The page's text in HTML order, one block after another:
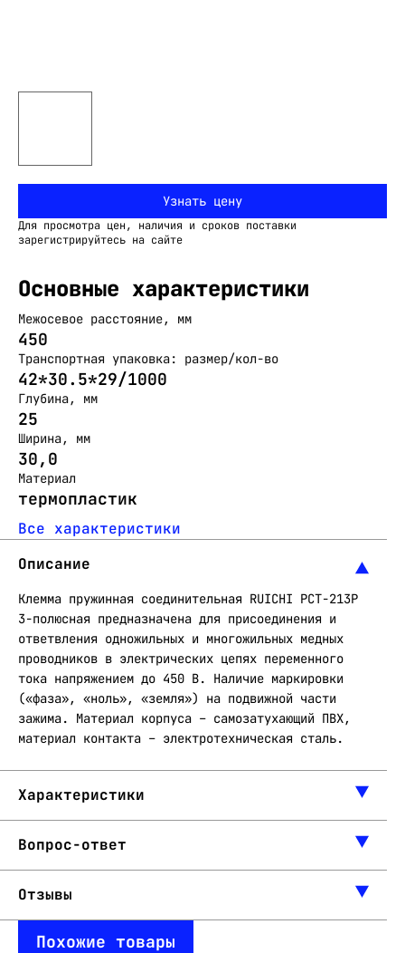
Узнать цену
Для просмотра цен, наличия и сроков поставки
зарегистрируйтесь на сайте
Основные характеристики
Межосевое расстояние, мм
450
Транспортная упаковка: размер/кол-во
42*30.5*29/1000
Глубина, мм
25
Ширина, мм
30,0
Материал
термопластик
Все характеристики
Описание
Клемма пружинная соединительная RUICHI PCT-213P
3-полюсная предназначена для присоединения и
ответвления одножильных и многожильных медных
проводников в электрических цепях переменного
тока напряжением до 450 В. Наличие маркировки
(«фаза», «ноль», «земля») на подвижной части
зажима. Материал корпуса – самозатухающий ПВХ,
материал контакта – электротехническая сталь.
Характеристики
Вопрос-ответ
Отзывы
Похожие товары